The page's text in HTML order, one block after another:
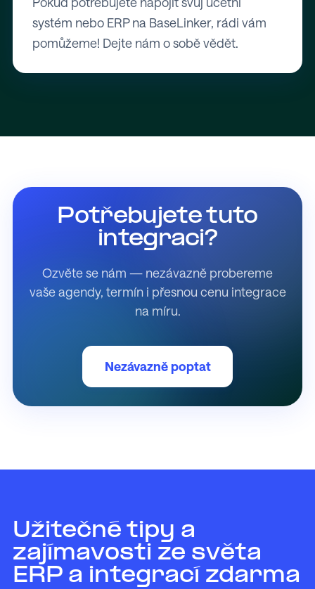
systém nebo ERP na BaseLinker, rádi vám
pomůžeme! Dejte nám o sobě vědět.
Potřebujete tuto
integraci?
Ozvěte se nám — nezávazně probereme
vaše agendy, termín i přesnou cenu integrace
na míru.
Nezávazně poptat
Užitečné tipy a
zajímavosti ze světa
ERP a integrací zdarma